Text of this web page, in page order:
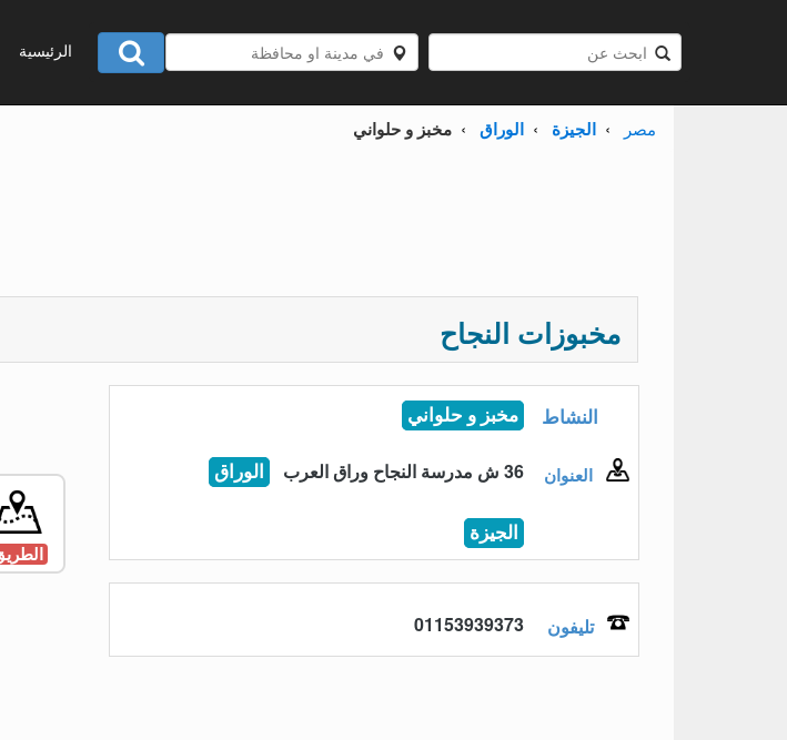
الرئيسية
مصر الجيزة الوراق مخبز و حلواني
مخبوزات النجاح
مخبز و حلواني النشاط
36 ش مدرسة النجاح وراق العرب الوراق العنوان
الجيزة
01153939373 تليفون